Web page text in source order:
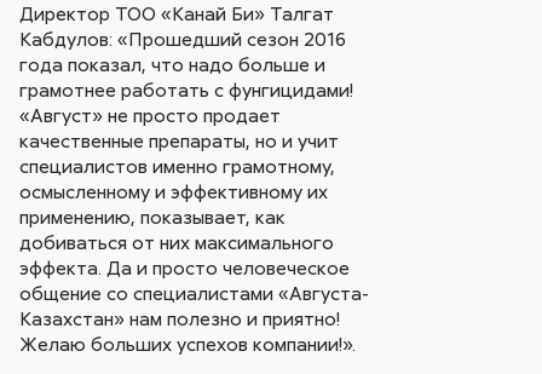
Директор ТОО «Канай Би» Талгат
Кабдулов: «Прошедший сезон 2016
года показал, что надо больше и
грамотнее работать с фунгицидами!
«Август» не просто продает
качественные препараты, но и учит
специалистов именно грамотному,
осмысленному и эффективному их
применению, показывает, как
добиваться от них максимального
эффекта. Да и просто человеческое
общение со специалистами «Августа-
Казахстан» нам полезно и приятно!
Желаю больших успехов компании!».